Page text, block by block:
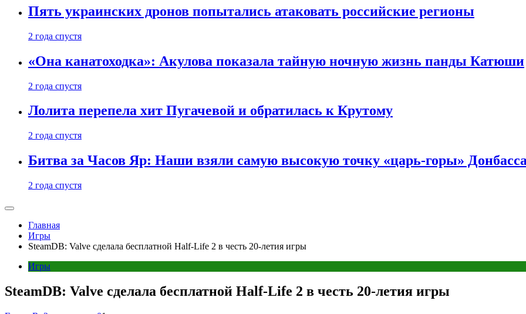
Пять украинских дронов попытались атаковать российские регионы
2 года спустя
«Она канатоходка»: Акулова показала тайную ночную жизнь панды Катюши
2 года спустя
Лолита перепела хит Пугачевой и обратилась к Крутому
2 года спустя
Битва за Часов Яр: Наши взяли самую высокую точку «царь-горы»
2 года спустя
Главная
Игры
SteamDB: Valve сделала бесплатной Half-Life 2 в честь 20-летия игры
Игры
SteamDB: Valve сделала бесплатной Half-Life 2 в честь 20-летия игры